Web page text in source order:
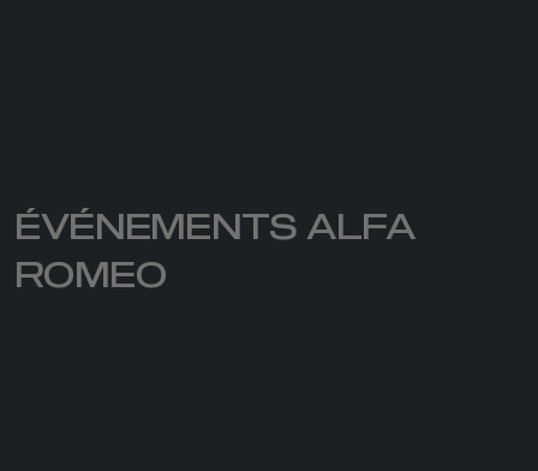
ÉVÉNEMENTS ALFA
ROMEO